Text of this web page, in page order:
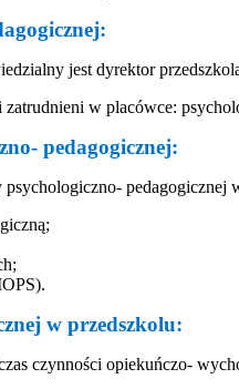
jest dyrektor
w placówce:
pedagogicznej:
pedagogicznej
w przedszkolu:
czynności opiekuńczo-